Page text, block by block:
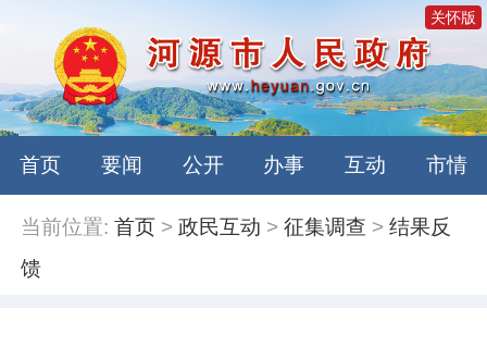
关怀版
首页 要闻 公开 办事 互动 市情
当前位置: 首页 >政民互动 >征集调查 >结果反
馈